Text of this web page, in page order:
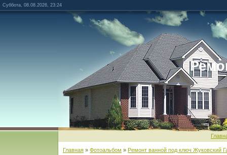
Суббота, 08.08.2026, 23:24
Главная » Фотоальбом » Ремонт ванной под ключ Жуковский